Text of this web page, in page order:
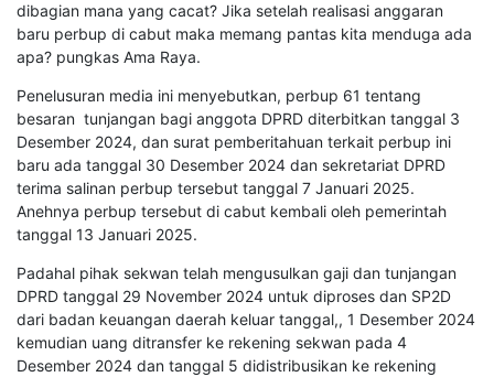
dibagian mana yang cacat? Jika setelah realisasi anggaran
baru perbup di cabut maka memang pantas kita menduga ada
apa? pungkas Ama Raya.
Penelusuran media ini menyebutkan, perbup 61 tentang
besaran tunjangan bagi anggota DPRD diterbitkan tanggal 3
Desember 2024, dan surat pemberitahuan terkait perbup ini
baru ada tanggal 30 Desember 2024 dan sekretariat DPRD
terima salinan perbup tersebut tanggal 7 Januari 2025.
Anehnya perbup tersebut di cabut kembali oleh pemerintah
tanggal 13 Januari 2025.
Padahal pihak sekwan telah mengusulkan gaji dan tunjangan
DPRD tanggal 29 November 2024 untuk diproses dan SP2D
dari badan keuangan daerah keluar tanggal,, 1 Desember 2024
kemudian uang ditransfer ke rekening sekwan pada 4
Desember 2024 dan tanggal 5 didistribusikan ke rekening